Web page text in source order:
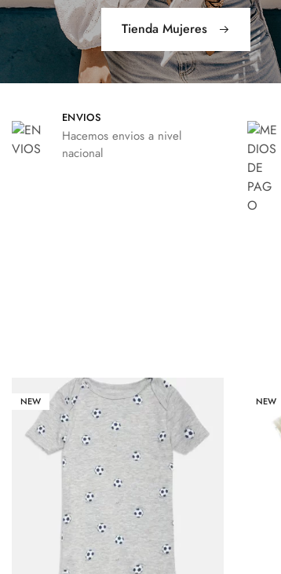
Tienda Mujeres
ENVIOS
Hacemos envios a nivel
nacional
NEW NEW